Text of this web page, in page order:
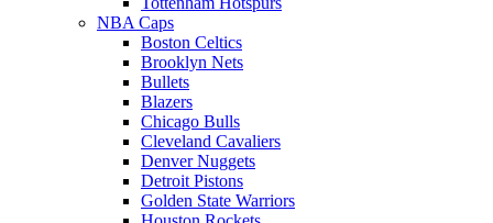
NBA Caps
Boston Celtics
Brooklyn Nets
Bullets
Blazers
Chicago Bulls
Cleveland Cavaliers
Denver Nuggets
Detroit Pistons
Golden State Warriors